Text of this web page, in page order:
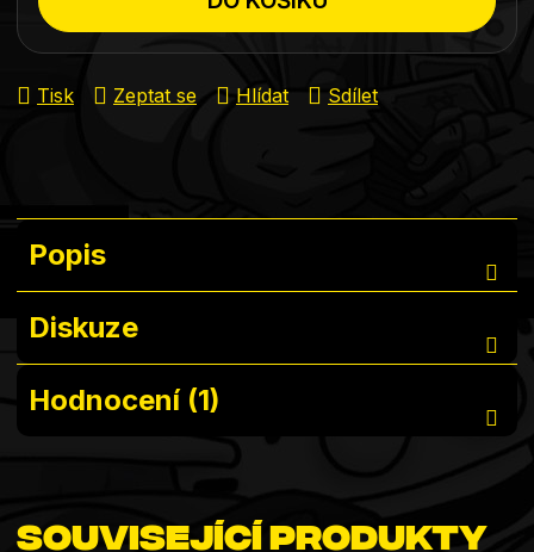
Tisk Zeptat se Hlídat Sdílet
Popis
Diskuze
Hodnocení (1)
Související produkty